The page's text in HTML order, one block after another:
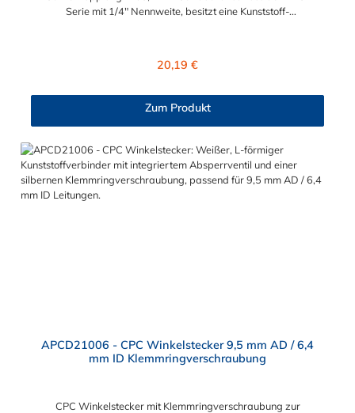
Serie mit 1/4" Nennweite, besitzt eine Kunststoff-
Absperrventil. Mögliche Anwendungsbereiche sind die
Systeme, Wärmetherapie, Teilereinigung und Schankanlagen.
Vorteile von CPC Schnellkupplungen mit 6,4 mm
Schlauchanschluss: Flexibiltät – Schnelle Verbindung von
Baugruppen Wartung – Schneller und einfacher Austausch von
Baugruppen und Aufrüstungen Sicherheit – Eliminierung
gefährlicher oder unansehnlicher Verschmutzungen
Servicefreundlichkeit – Wartung und Reparatur ohne Werkzeug
Regulärer Preis:
20,19 €
Zum Produkt
APCD21006 - CPC Winkelstecker 9,5 mm AD / 6,4
mm ID Klemmringverschraubung
CPC Winkelstecker mit Klemmringverschraubung zur